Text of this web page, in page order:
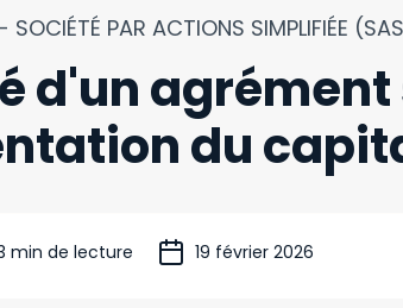
SOCIÉTÉ PAR ACTIONS SIMPLIFIÉE
d'un
du
min de lecture 19 février 2026